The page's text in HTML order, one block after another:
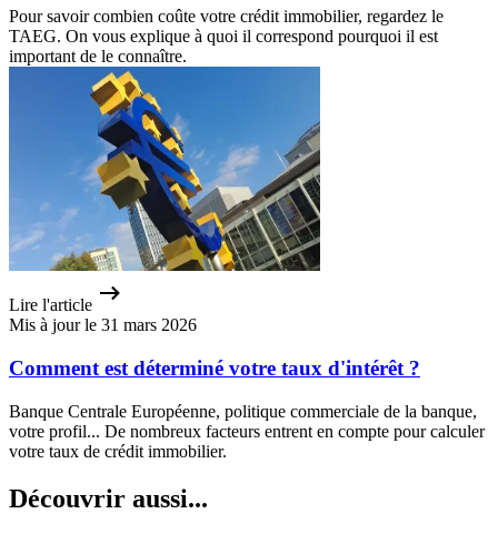
Pour savoir combien coûte votre crédit immobilier, regardez le
TAEG. On vous explique à quoi il correspond pourquoi il est
important de le connaître.
Lire l'article
Mis à jour le 31 mars 2026
Comment est déterminé votre taux d'intérêt ?
Banque Centrale Européenne, politique commerciale de la banque,
votre profil... De nombreux facteurs entrent en compte pour calculer
votre taux de crédit immobilier.
Découvrir aussi...